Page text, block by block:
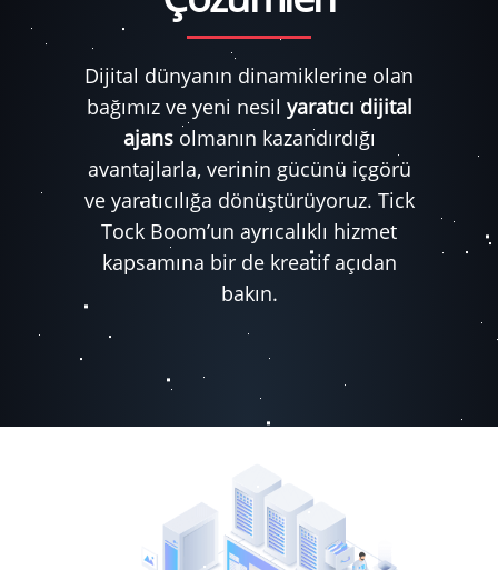
Dijital dünyanın dinamiklerine olan
bağımız ve yeni nesil yaratıcı dijital
ajansolmanın kazandırdığı
avantajlarla, verinin gücünü içgörü
ve yaratıcılığa dönüştürüyoruz. Tick
Tock Boom’un ayrıcalıklı hizmet
kapsamına bir de kreatif açıdan
bakın.